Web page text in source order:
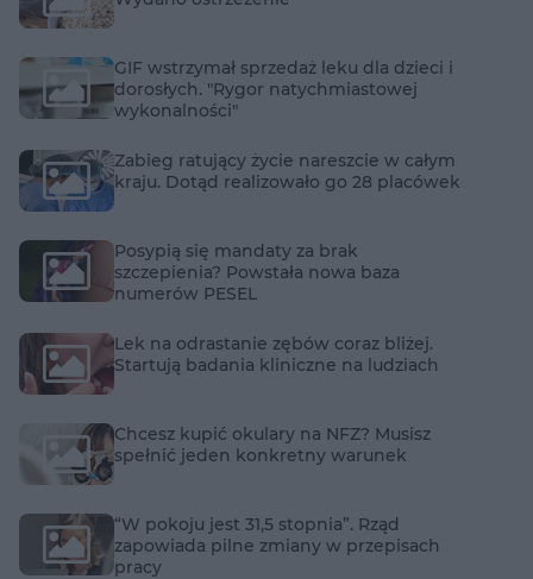
GIF wstrzymał sprzedaż leku dla dzieci i
dorosłych. "Rygor natychmiastowej
wykonalności"
Zabieg ratujący życie nareszcie w całym
kraju. Dotąd realizowało go 28 placówek
Posypią się mandaty za brak
szczepienia? Powstała nowa baza
numerów PESEL
Lek na odrastanie zębów coraz bliżej.
Startują badania kliniczne na ludziach
Chcesz kupić okulary na NFZ? Musisz
spełnić jeden konkretny warunek
“W pokoju jest 31,5 stopnia”. Rząd
zapowiada pilne zmiany w przepisach
pracy